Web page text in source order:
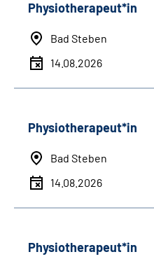
Physiotherapeut*in
Bad Steben
14.08.2026
Physiotherapeut*in
Bad Steben
14.08.2026
Physiotherapeut*in